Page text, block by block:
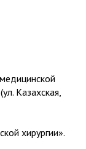
Казахская,
хирургии».